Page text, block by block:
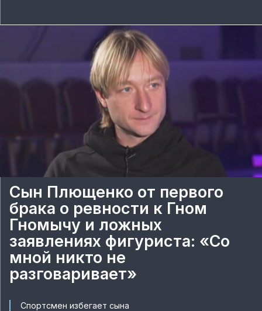
Сын Плющенко от первого
брака о ревности к Гном
Гномычу и ложных
заявлениях фигуриста: «Со
мной никто не
разговаривает»
Спортсмен избегает сына